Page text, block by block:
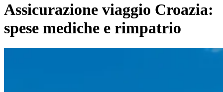
Assicurazione viaggio Croazia:
spese mediche e rimpatrio